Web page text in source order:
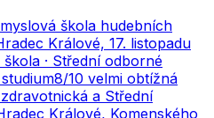
škola hudebních
Králové, 17. listopadu
· Střední odborné
8/10 velmi obtížná
a Střední
Králové, Komenského